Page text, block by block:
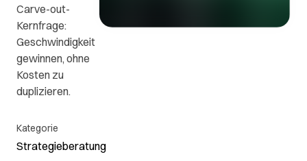
Carve-out-
Kernfrage:
Geschwindigkeit
gewinnen, ohne
Kosten zu
duplizieren.
Kategorie
Strategieberatung